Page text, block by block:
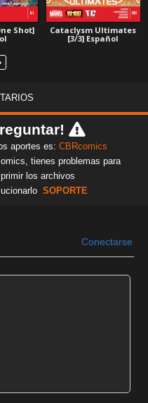
Shot]
Cataclysm Ultimates
[3/3] Español
aportes es: CBRcomics
tienes problemas para
los archivos
SOPORTE
Conectarse